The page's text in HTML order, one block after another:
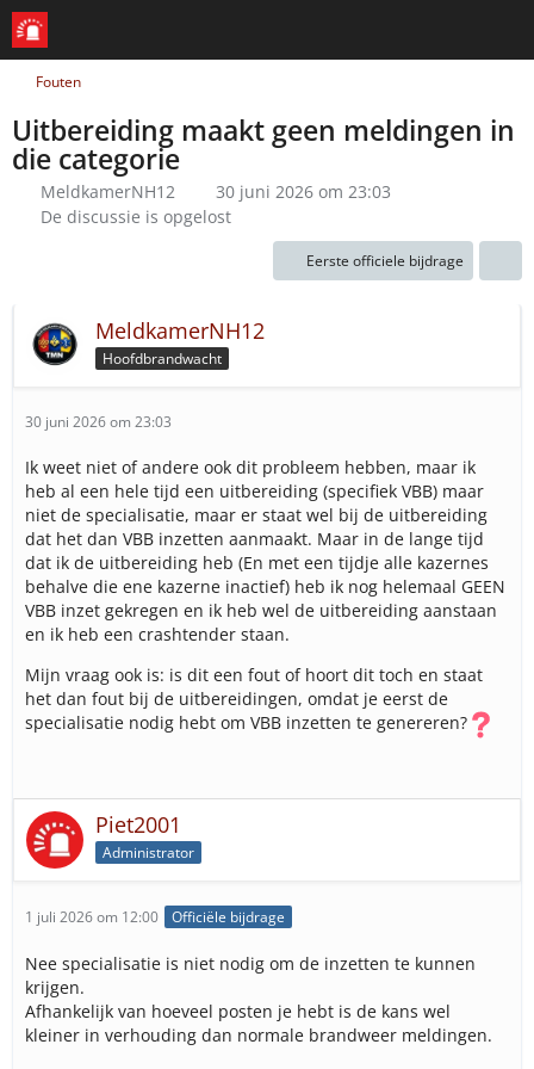
Fouten
Uitbereiding maakt geen meldingen in
die categorie
MeldkamerNH12
30 juni 2026 om 23:03
De discussie is opgelost
Eerste officiele bijdrage
MeldkamerNH12
Hoofdbrandwacht
30 juni 2026 om 23:03
Ik weet niet of andere ook dit probleem hebben, maar ik
heb al een hele tijd een uitbereiding (specifiek VBB) maar
niet de specialisatie, maar er staat wel bij de uitbereiding
dat het dan VBB inzetten aanmaakt. Maar in de lange tijd
dat ik de uitbereiding heb (En met een tijdje alle kazernes
behalve die ene kazerne inactief) heb ik nog helemaal GEEN
VBB inzet gekregen en ik heb wel de uitbereiding aanstaan
en ik heb een crashtender staan.
Mijn vraag ook is: is dit een fout of hoort dit toch en staat
het dan fout bij de uitbereidingen, omdat je eerst de
specialisatie nodig hebt om VBB inzetten te genereren?
Piet2001
Administrator
1 juli 2026 om 12:00 Officiële bijdrage
Nee specialisatie is niet nodig om de inzetten te kunnen
krijgen.
Afhankelijk van hoeveel posten je hebt is de kans wel
kleiner in verhouding dan normale brandweer meldingen.